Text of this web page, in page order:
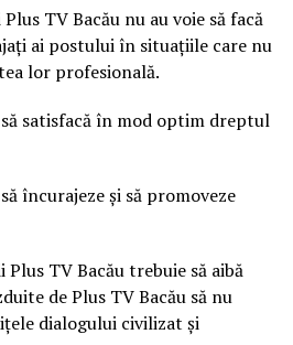
TV Bacău nu au voie să facă
ai postului în situaţiile care nu
lor profesională.
satisfacă în mod optim dreptul
încurajeze şi să promoveze
TV Bacău trebuie să aibă
de Plus TV Bacău să nu
dialogului civilizat şi